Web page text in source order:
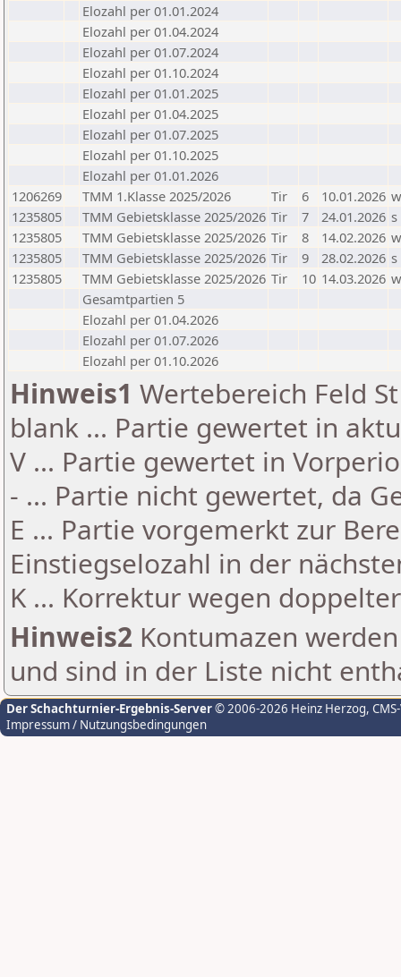
Elozahl per 01.01.2024
Elozahl per 01.04.2024
Elozahl per 01.07.2024
Elozahl per 01.10.2024
Elozahl per 01.01.2025
Elozahl per 01.04.2025
Elozahl per 01.07.2025
Elozahl per 01.10.2025
Elozahl per 01.01.2026
1206269
TMM 1.Klasse 2025/2026 Tir 6 10.01.2026 w
1235805
TMM Gebietsklasse 2025/2026 Tir 7 24.01.2026 s
1235805
TMM Gebietsklasse 2025/2026 Tir 8 14.02.2026 w
1235805
TMM Gebietsklasse 2025/2026 Tir 9 28.02.2026 s
1235805
TMM Gebietsklasse 2025/2026 Tir 10 14.03.2026 w
Gesamtpartien 5
Elozahl per 01.04.2026
Elozahl per 01.07.2026
Elozahl per 01.10.2026
Hinweis1 Wertebereich Feld
blank ... Partie gewertet in
V ... Partie gewertet in
- ... Partie nicht gewertet, da
E ... Partie vorgemerkt zur
Einstiegselozahl in der
K ... Korrektur wegen
Hinweis2 Kontumazen
und sind in der Liste nicht
Der Schachturnier-Ergebnis-Server© 2006-2026 Heinz Herzog,
Impressum / Nutzungsbedingungen